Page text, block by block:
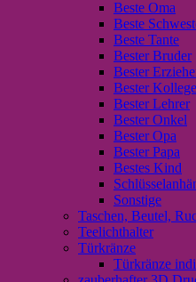
Beste Oma
Beste
Beste Tante
Bester Bruder
Bester
Bester Kollege
Bester Lehrer
Bester Onkel
Bester Opa
Bester Papa
Bestes Kind
Sonstige
Taschen, Beutel,
Teelichthalter
Türkränze
Türkränze